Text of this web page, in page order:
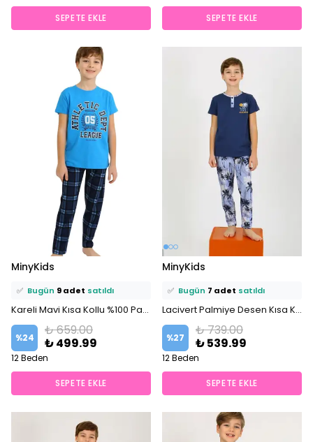
SEPETE EKLE SEPETE EKLE
MinyKids
Bu ürünü19 kişifavoriledi!
🛒 9 kişisepetine ekledi!
✅ Bugün 9 adet satıldı
Kareli Mavi Kısa Kollu %100 Pamuklu Erkek Çocuk Pijama Takım
%24
₺ 659.00
₺ 499.99
12 Beden
SEPETE EKLE
MinyKids
⭐️ Bu ürünü22 kişifavoriledi!
🛒 14 kişisepetine ekledi!
✅ Bugün 7 adet satıldı
Lacivert Palmiye Desen Kısa Kollu %100 Pamuklu Erkek Çocuk Pijama Takım
%27
₺ 739.00
₺ 539.99
12 Beden
SEPETE EKLE